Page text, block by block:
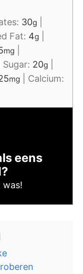
30g
Fat: 4g
mg
Sugar: 20g
mg
Calcium:
eens
was!